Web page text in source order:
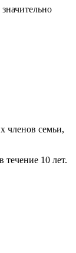
членов семьи,
10 лет.